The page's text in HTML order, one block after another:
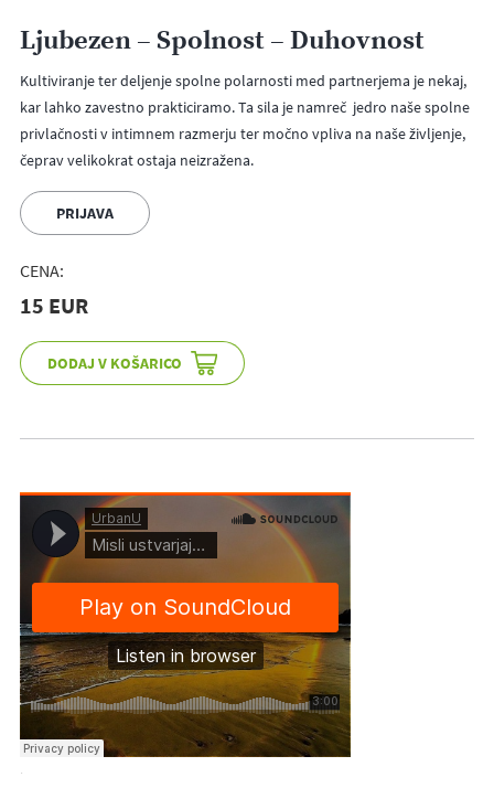
Ljubezen – Spolnost – Duhovnost
Kultiviranje ter deljenje spolne polarnosti med partnerjema je nekaj,
kar lahko zavestno prakticiramo. Ta sila je namreč jedro naše spolne
privlačnosti v intimnem razmerju ter močno vpliva na naše življenje,
čeprav velikokrat ostaja neizražena.
PRIJAVA
CENA:
15 EUR
·